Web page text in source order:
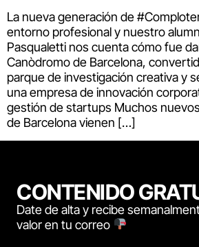
La nueva generación de
entorno profesional y nuestro
Pasqualetti nos cuenta cómo fue
Canòdromo de Barcelona,
parque de investigación creativa y
una empresa de innovación
gestión de startups Muchos
de Barcelona vienen […]
CONTENIDO
Date de alta y recibe
valor en tu correo